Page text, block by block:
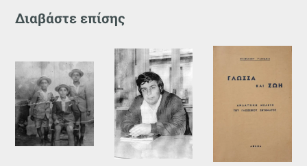
Διαβάστε επίσης